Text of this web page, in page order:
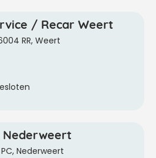
/ Recar Weert
RR, Weert
Nederweert
Nederweert